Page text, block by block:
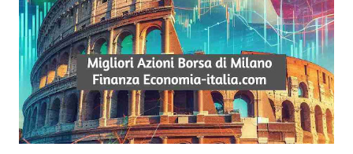
Se hai un buon rapporto con i bambini, puoi offrire servizi
di babysitting. Puoi accudire i bambini dei tuoi vicini, dei
tuoi amici o dei tuoi parenti. 4. Lavori di dog sitting Se ami
gli animali, puoi offrire servizi di dog sitting. Puoi accudire
i cani dei tuoi vicini, dei...